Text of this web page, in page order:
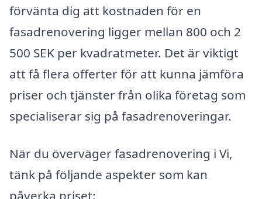
förvänta dig att kostnaden för en
fasadrenovering ligger mellan 800 och 2
500 SEK per kvadratmeter. Det är viktigt
att få flera offerter för att kunna jämföra
priser och tjänster från olika företag som
specialiserar sig på fasadrenoveringar.
När du överväger fasadrenovering i Vi,
tänk på följande aspekter som kan
påverka priset: